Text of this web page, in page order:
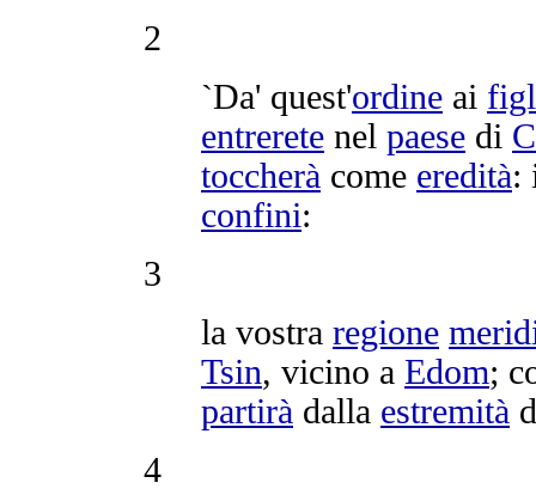
2
`Da' quest'ordine ai
entrerete nel paese di
toccherà come eredità:
confini:
3
la vostra regione
Tsin, vicino a Edom;
partirà dalla estremità
4